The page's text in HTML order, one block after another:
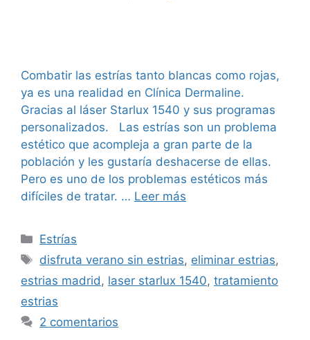
Combatir las estrías tanto blancas como rojas,
ya es una realidad en Clínica Dermaline.
Gracias al láser Starlux 1540 y sus programas
personalizados. Las estrías son un problema
estético que acompleja a gran parte de la
población y les gustaría deshacerse de ellas.
Pero es uno de los problemas estéticos más
difíciles de tratar. … Leer más
Estrías
disfruta verano sin estrias, eliminar estrias,
estrias madrid, laser starlux 1540, tratamiento
estrias
2 comentarios